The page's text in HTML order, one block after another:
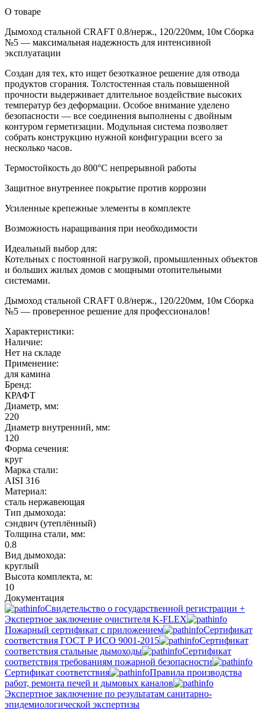
О товаре
Дымоход стальной CRAFT 0.8/нерж., 120/220мм, 10м Сборка
№5 — максимальная надежность для интенсивной
эксплуатации
Создан для тех, кто ищет безотказное решение для отвода
продуктов сгорания. Толстостенная сталь повышенной
прочности выдерживает длительное воздействие высоких
температур без деформации. Особое внимание уделено
безопасности — все соединения выполнены с двойным
контуром герметизации. Модульная система позволяет
собрать конструкцию нужной конфигурации всего за
несколько часов.
Термостойкость до 800°С непрерывной работы
Защитное внутреннее покрытие против коррозии
Усиленные крепежные элементы в комплекте
Возможность наращивания при необходимости
Идеальный выбор для:
Котельных с постоянной нагрузкой, промышленных объектов
и больших жилых домов с мощными отопительными
системами.
Дымоход стальной CRAFT 0.8/нерж., 120/220мм, 10м Сборка
№5 — проверенное решение для профессионалов!
Характеристики:
Наличие:
Нет на складе
Применение:
для камина
Бренд:
КРАФТ
Диаметр, мм:
220
Диаметр внутренний, мм:
120
Форма сечения:
круг
Марка стали:
AISI 316
Материал:
сталь нержавеющая
Тип дымохода:
сэндвич (утеплённый)
Толщина стали, мм:
0.8
Вид дымохода:
круглый
Высота комплекта, м:
10
Документация
Свидетельство о государственной регистрации +
Экспертное заключение очистителя K-FLEX
Пожарный сертификат с приложением
Сертификат
соответствия ГОСТ Р ИСО 9001-2015
Сертификат
соответствия стальные дымоходы
Сертификат
соответствия требованиям пожарной безопасности
Сертификат соответствия
Правила производства
работ, ремонта печей и дымовых каналов
Экспертное заключение по результатам санитарно-
эпидемиологической экспертизы